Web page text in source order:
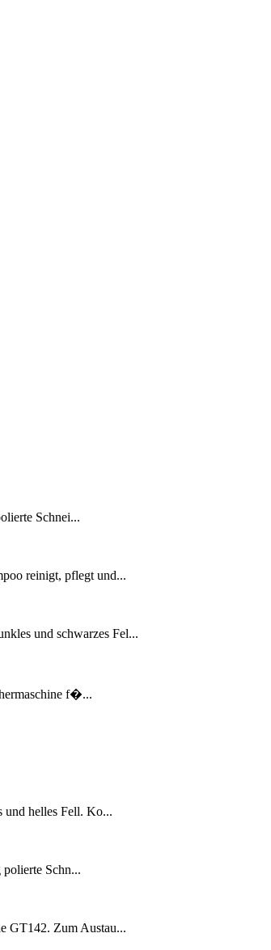
Schnei...
reinigt, pflegt und...
und schwarzes Fel...
f�...
und helles Fell. Ko...
Schn...
GT142. Zum Austau...